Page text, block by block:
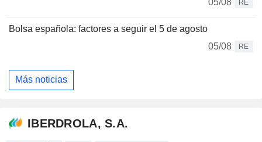
RE
Bolsa española: factores a seguir el 5 de agosto
05/08
RE
Más noticias
IBERDROLA, S.A.